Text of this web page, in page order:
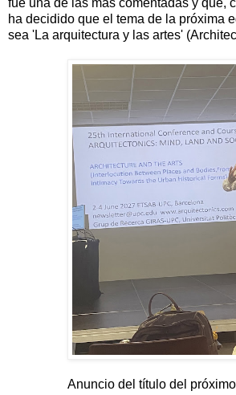
ha decidido que el tema de la próxima
sea 'La arquitectura y las artes'
Anuncio del título del